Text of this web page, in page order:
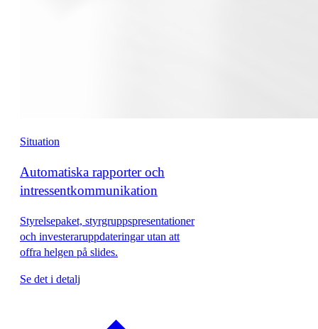
Situation
Automatiska rapporter och
intressentkommunikation
Styrelsepaket, styrgruppspresentationer
och investeraruppdateringar utan att
offra helgen på slides.
Se det i detalj